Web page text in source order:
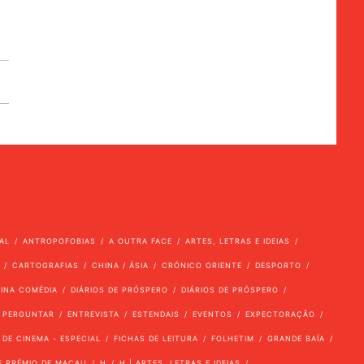
ANTROPOFOBIAS A OUTRA FACE ARTES, LETRAS E IDEIAS
CARTOGRAFIAS CHINA / ÁSIA CRÓNICO ORIENTE DESPORTO
COMÉDIA DIÁRIOS DE PRÓSPERO DIÁRIOS DE PRÓSPERO
ENTREVISTA ESTENDAIS EVENTOS EXPECTORAÇÃO
CINEMA - ESPECIAL FICHAS DE LEITURA FOLHETIM GRANDE BAÍA